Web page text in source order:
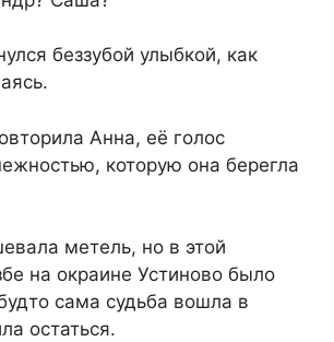
беззубой улыбкой, как
Анна, её голос
которую она берегла
метель, но в этой
на окраине Устиново было
сама судьба вошла в
остаться.